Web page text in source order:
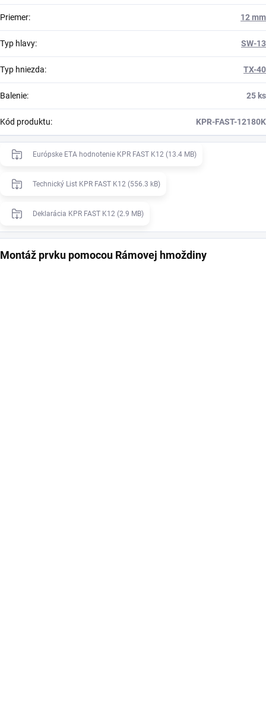
Priemer: 12 mm
Typ hlavy: SW-13
Typ hniezda: TX-40
Balenie: 25 ks
Kód produktu: KPR-FAST-12180K
Európske ETA hodnotenie KPR FAST K12 (13.4 MB)
Technický List KPR FAST K12 (556.3 kB)
Deklarácia KPR FAST K12 (2.9 MB)
Montáž prvku pomocou Rámovej hmoždiny